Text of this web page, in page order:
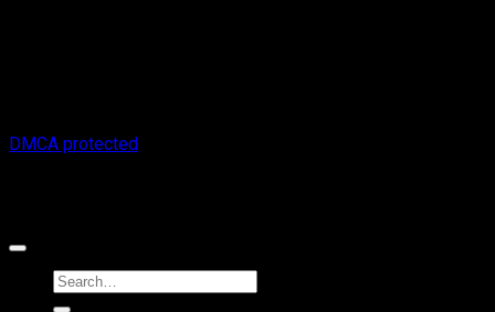
DMCA protected